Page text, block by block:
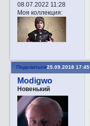
08.07.2022 11:28
Моя коллекция:
Поделиться25.09.2018 17:45
Modigwo
Новенький